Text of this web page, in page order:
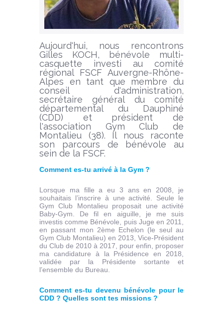
Aujourd'hui, nous rencontrons
Gilles KOCH, bénévole multi-
casquette investi au comité
régional FSCF Auvergne-Rhône-
Alpes en tant que membre du
conseil d'administration,
secrétaire général du comité
départemental du Dauphiné
(CDD) et président de
l'association Gym Club de
Montalieu (38). Il nous raconte
son parcours de bénévole au
sein de la FSCF.
Comment es-tu arrivé à la Gym ?
Lorsque ma fille a eu 3 ans en 2008, je
souhaitais l’inscrire à une activité. Seule le
Gym Club Montalieu proposait une activité
Baby-Gym. De fil en aiguille, je me suis
investis comme Bénévole, puis Juge en 2011,
en passant mon 2ème Echelon (le seul au
Gym Club Montalieu) en 2013, Vice-Président
du Club de 2010 à 2017, pour enfin, proposer
ma candidature à la Présidence en 2018,
validée par la Présidente sortante et
l’ensemble du Bureau.
Comment es-tu devenu bénévole pour le
CDD ? Quelles sont tes missions ?